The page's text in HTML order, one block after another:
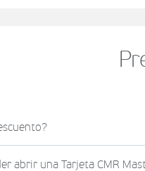
abrir una Tarjeta CMR